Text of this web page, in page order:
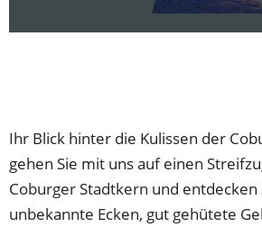
Ihr Blick hinter die Kulissen der
gehen Sie mit uns auf einen
Coburger Stadtkern und entdecken
unbekannte Ecken, gut gehütete